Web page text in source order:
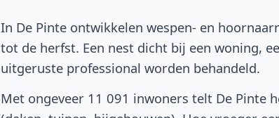
In De Pinte ontwikkelen wespen- en
tot de herfst. Een nest dicht bij een woning,
uitgeruste professional worden behandeld.
Met ongeveer 11 091 inwoners telt De Pinte